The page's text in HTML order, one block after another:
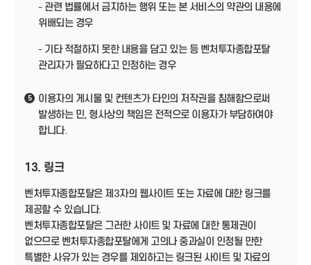
- 관련 법률에서 금지하는 행위 또는 본 서비스의 약관의 내용에
위배되는 경우
- 기타 적절하지 못한 내용을 담고 있는 등 벤처투자종합포탈
관리자가 필요하다고 인정하는 경우
5
이용자의 게시물 및 컨텐츠가 타인의 저작권을 침해함으로써
발생하는 민, 형사상의 책임은 전적으로 이용자가 부담하여야
합니다.
13. 링크
벤처투자종합포탈은 제3자의 웹사이트 또는 자료에 대한 링크를
제공할 수 있습니다.
벤처투자종합포탈은 그러한 사이트 및 자료에 대한 통제권이
없으므로 벤처투자종합포탈에게 고의나 중과실이 인정될 만한
특별한 사유가 있는 경우를 제외하고는 링크된 사이트 및 자료의